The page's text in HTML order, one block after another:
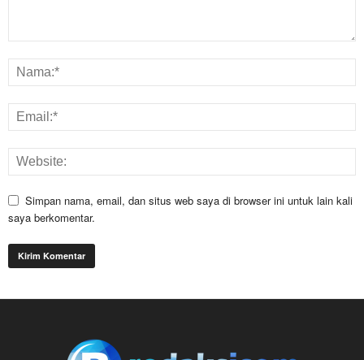
Simpan nama, email, dan situs web saya di browser ini untuk lain kali
saya berkomentar.